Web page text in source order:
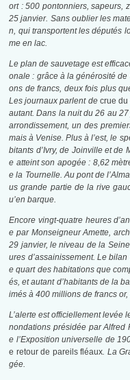
ort : 500 pontonniers, sapeurs,
25 janvier. Sans oublier les
n, qui transportent les députés
me en lac.
Le plan de sauvetage est
onale : grâce à la générosité
ons de francs, deux fois plus
Les journaux parlent de crue du
autant. Dans la nuit du 26 au
arrondissement, un des
mais à Venise. Plus à l’est, le
bitants d’Ivry, de Joinville et de
e atteint son apogée : 8,62
e la Tournelle. Au pont de
us grande partie de la rive
u’en barque.
Encore vingt-quatre heures
e par Monseigneur Amette,
29 janvier, le niveau de la
ures d’assainissement. Le
e quart des habitations que
és, et autant d’habitants de la
imés à 400 millions de francs
L’alerte est officiellement levée
nondations présidée par Alfred
e l’Exposition universelle de
e retour de pareils fléaux. La
gée.